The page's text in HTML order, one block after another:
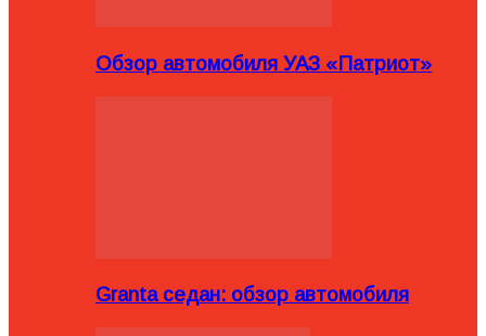
Обзор автомобиля УАЗ «Патриот»
Granta седан: обзор автомобиля